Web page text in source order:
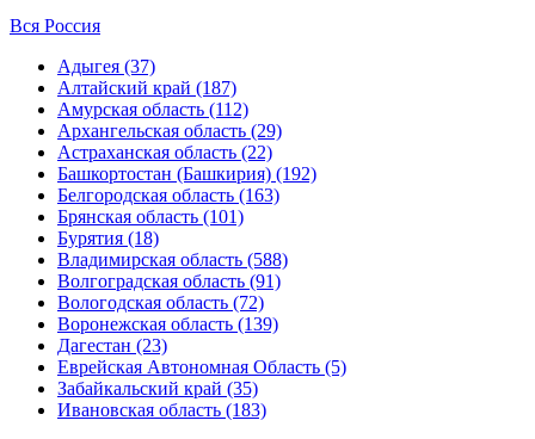
Вся Россия
Адыгея (37)
Алтайский край (187)
Амурская область (112)
Архангельская область (29)
Астраханская область (22)
Башкортостан (Башкирия) (192)
Белгородская область (163)
Брянская область (101)
Бурятия (18)
Владимирская область (588)
Волгоградская область (91)
Вологодская область (72)
Воронежская область (139)
Дагестан (23)
Еврейская Автономная Область (5)
Забайкальский край (35)
Ивановская область (183)